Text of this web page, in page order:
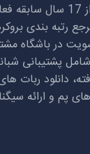
فارکس حرفه ای با بیش
رتبه بندی
در باشگاه
پشتیبانی
دانلود ربات
پم و ارائه